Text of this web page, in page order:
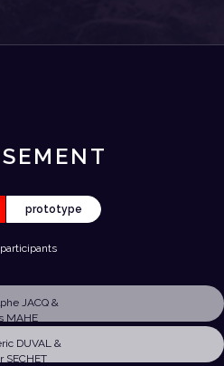
prototype
participants
JACQ&
MAHE
DUVAL &
SECHET